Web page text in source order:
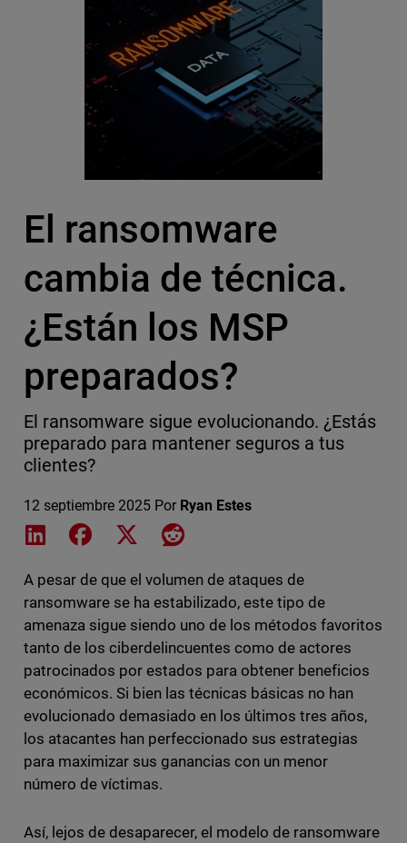
El ransomware
cambia de técnica.
¿Están los MSP
preparados?
El ransomware sigue evolucionando. ¿Estás
preparado para mantener seguros a tus
clientes?
12 septiembre 2025 Por Ryan Estes
Share on LinkedIn
Share on Facebook
Share on XShare on Reddit
A pesar de que el volumen de ataques de
ransomware se ha estabilizado, este tipo de
amenaza sigue siendo uno de los métodos favoritos
tanto de los ciberdelincuentes como de actores
patrocinados por estados para obtener beneficios
económicos. Si bien las técnicas básicas no han
evolucionado demasiado en los últimos tres años,
los atacantes han perfeccionado sus estrategias
para maximizar sus ganancias con un menor
número de víctimas.
Así, lejos de desaparecer, el modelo de ransomware